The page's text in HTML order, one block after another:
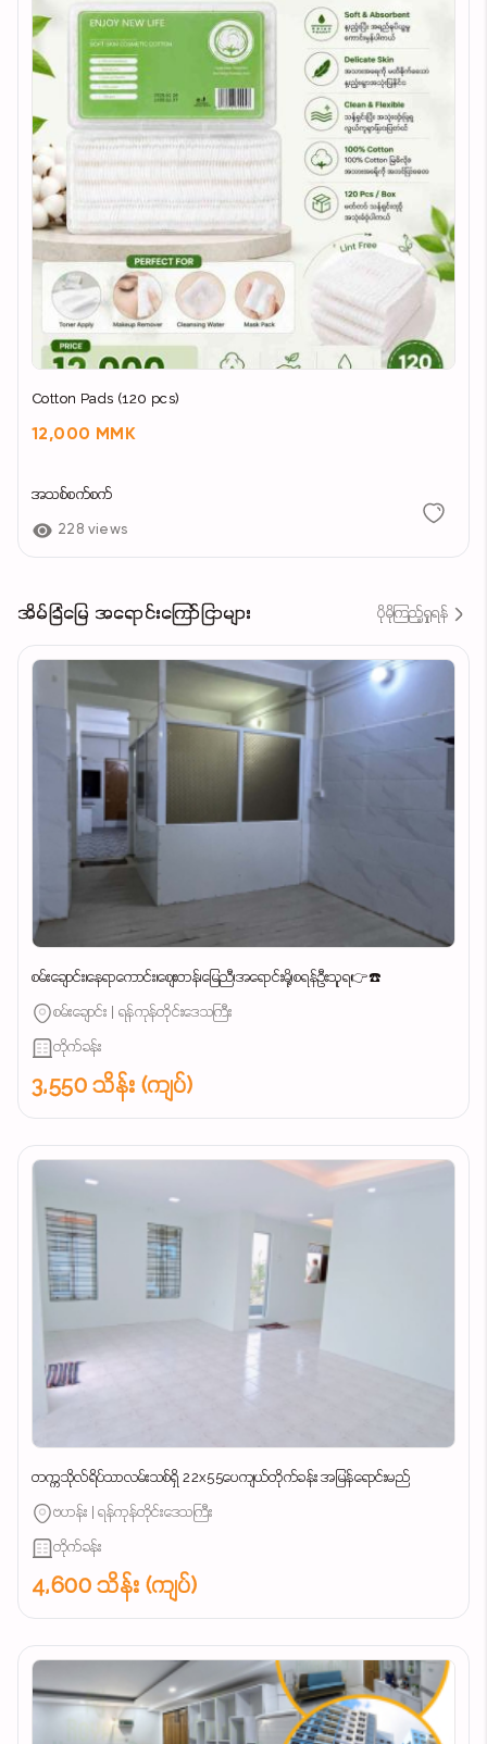
Cotton Pads (120 pcs)
12,000 MMK
အသစ်စက်စက်
228 views
အိမ်ခြံမြေ အရောင်းကြော်ငြာများ ပိုမိုကြည့်ရှုရန်
စမ်းချောင်း၊နေရာကောင်း၊စျေးတန်၊မြေညီ၊အရောင်းမို့၊စရန်ဦးသူရ👉☎️
စမ်းချောင်း | ရန်ကုန်တိုင်းဒေသကြီး
တိုက်ခန်း
3,550 သိန်း (ကျပ်)
တက္ကသိုလ်ရိပ်သာလမ်းသစ်ရှိ 22x55ပေကျယ်တိုက်ခန်း အမြန်ရောင်းမည်
ဗဟန်း | ရန်ကုန်တိုင်းဒေသကြီး
တိုက်ခန်း
4,600 သိန်း (ကျပ်)